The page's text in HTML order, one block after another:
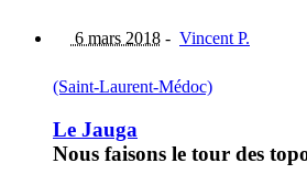
6 mars 2018 - Vincent P.
(Saint-Laurent-Médoc)
Le Jauga
Nous faisons le tour des